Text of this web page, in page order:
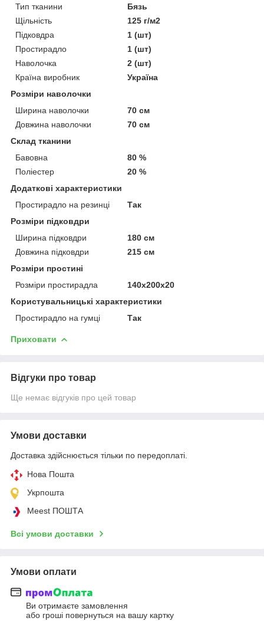
Тип тканини
Бязь
Щільність
125 г/м2
Підковдра
1 (шт)
Простирадло
1 (шт)
Наволочка
2 (шт)
Країна виробник
Україна
Розміри наволочки
Ширина наволочки
70 см
Довжина наволочки
70 см
Склад тканини
Бавовна
80 %
Поліестер
20 %
Додаткові характеристики
Простирадло на резинці
Так
Розміри підковдри
Ширина підковдри
180 см
Довжина підковдри
215 см
Розміри простині
Розміри простирадла
140х200х20
Користувальницькі характеристики
Простирадло на гумці
Так
Приховати
Відгуки про товар
Ще немає відгуків про цей товар
Умови доставки
Доставка здійснюється тільки по передоплаті.
Нова Пошта
Укрпошта
Meest ПОШТА
Всі умови доставки
Умови оплати
Ви отримаєте замовлення
або гроші повернуться на вашу картку